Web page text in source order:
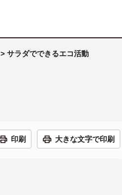
> サラダでできるエコ活動
印刷 大きな文字で印刷